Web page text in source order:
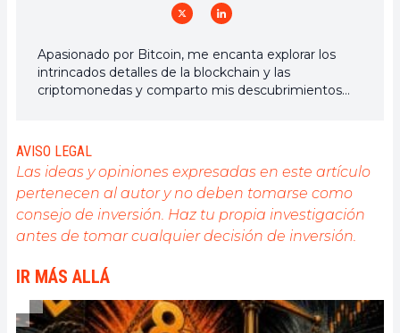
Apasionado por Bitcoin, me encanta explorar los
intrincados detalles de la blockchain y las
criptomonedas y comparto mis descubrimientos
garantizadas para todos, y creo firmemente que
Bitcoin es la herramienta que puede hacer esto
posible.
AVISO LEGAL
Las ideas y opiniones expresadas en este artículo
pertenecen al autor y no deben tomarse como
consejo de inversión. Haz tu propia investigación
antes de tomar cualquier decisión de inversión.
IR MÁS ALLÁ